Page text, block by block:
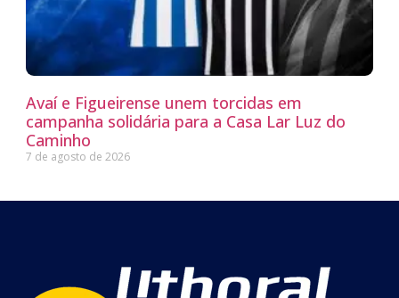
Avaí e Figueirense unem torcidas em
campanha solidária para a Casa Lar Luz do
Caminho
7 de agosto de 2026